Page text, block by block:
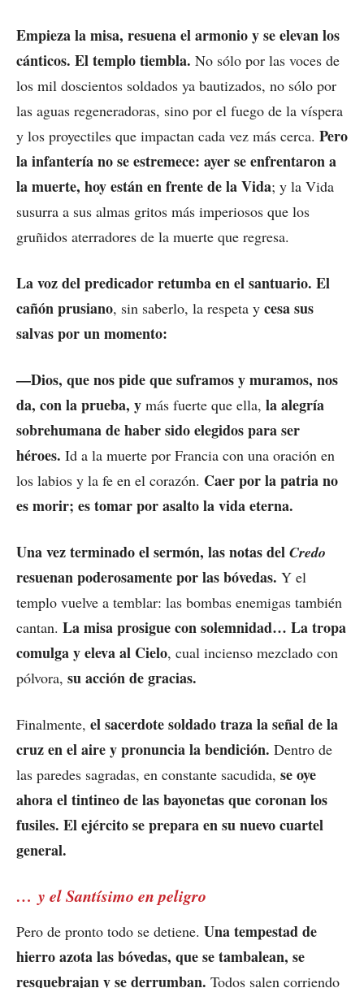
Empieza la misa, resuena el armonio y se elevan los
cánticos. El templo tiembla. No sólo por las voces de
los mil doscientos soldados ya bautizados, no sólo por
las aguas regeneradoras, sino por el fuego de la víspera
y los proyectiles que impactan cada vez más cerca. Pero
la infantería no se estremece: ayer se enfrentaron a
la muerte, hoy están en frente de la Vida; y la Vida
susurra a sus almas gritos más imperiosos que los
gruñidos aterradores de la muerte que regresa.
La voz del predicador retumba en el santuario. El
cañón prusiano, sin saberlo, la respeta y cesa sus
salvas por un momento:
—Dios, que nos pide que suframos y muramos, nos
da, con la prueba, y más fuerte que ella, la alegría
sobrehumana de haber sido elegidos para ser
héroes. Id a la muerte por Francia con una oración en
los labios y la fe en el corazón. Caer por la patria no
es morir; es tomar por asalto la vida eterna.
Una vez terminado el sermón, las notas del Credo
resuenan poderosamente por las bóvedas. Y el
templo vuelve a temblar: las bombas enemigas también
cantan. La misa prosigue con solemnidad… La tropa
comulga y eleva al Cielo, cual incienso mezclado con
pólvora, su acción de gracias.
Finalmente, el sacerdote soldado traza la señal de la
cruz en el aire y pronuncia la bendición. Dentro de
las paredes sagradas, en constante sacudida, se oye
ahora el tintineo de las bayonetas que coronan los
fusiles. El ejército se prepara en su nuevo cuartel
general.
… y el Santísimo en peligro
Pero de pronto todo se detiene. Una tempestad de
hierro azota las bóvedas, que se tambalean, se
resquebrajan y se derrumban. Todos salen corriendo